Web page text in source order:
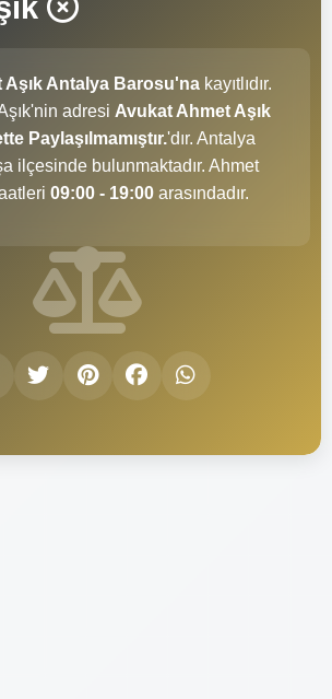
Aşık Antalya Barosu'na kayıtlıdır.
adresi Avukat Ahmet Aşık
Paylaşılmamıştır.'dır. Antalya
ilçesinde bulunmaktadır. Ahmet
09:00 - 19:00 arasındadır.